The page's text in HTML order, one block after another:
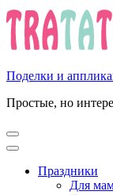
Перейти
к
содержимому
Enter)
Поделки и
Простые, но
Праздники
Для